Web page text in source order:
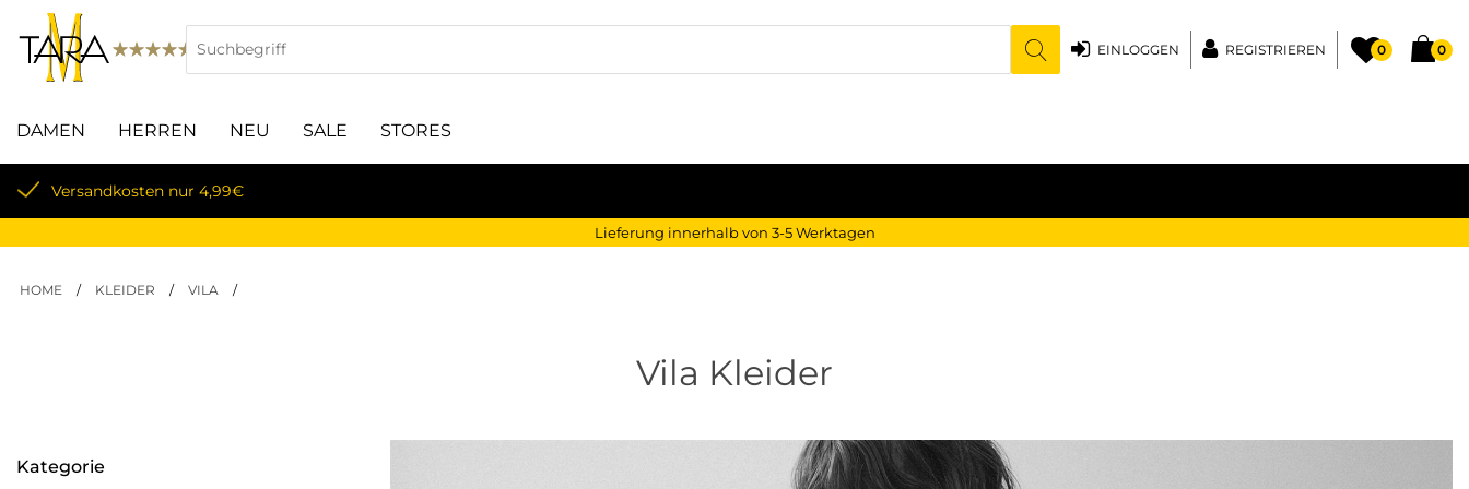
0 0
REGISTRIEREN
EINLOGGEN
DAMEN HERREN NEU SALE STORES
Lieferung innerhalb von 3-5 Werktagen
Lieferung innerhalb von 3-5 Werktagen
HOME / KLEIDER / VILA /
Vila Kleider
Kategorie